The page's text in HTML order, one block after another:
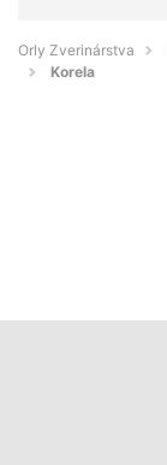
Orly Zverinárstva
Korela